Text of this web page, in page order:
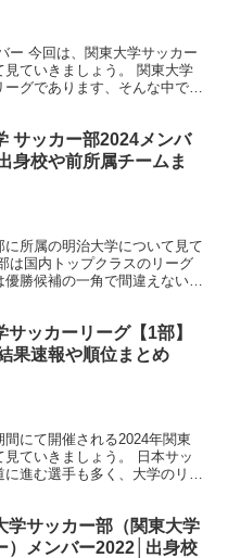
ー 今回は、関東大学サッカー
見ていきましょう。 関東大学
グであります、そんな中でも
サッカー部2024メンバ
身校や前所属チームま
所属の明治大学について見て
は国内トップクラスのリーグ
勝候補の一角で間違えないで
サッカーリーグ【1部】
果速報や順位まとめ
にて開催される2024年関東
ていきましょう。 日本サッ
進む選手も多く、大学のリー
学サッカー部（関東大学
）メンバー2022│出身校